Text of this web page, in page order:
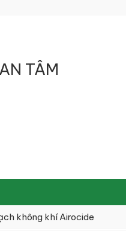
TÂM
không khí Airocide